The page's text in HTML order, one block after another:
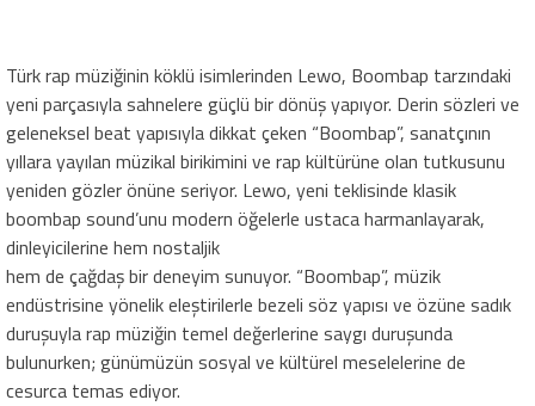
Türk rap müziğinin köklü isimlerinden Lewo, Boombap tarzındaki
yeni parçasıyla sahnelere güçlü bir dönüş yapıyor. Derin sözleri ve
geleneksel beat yapısıyla dikkat çeken “Boombap”, sanatçının
yıllara yayılan müzikal birikimini ve rap kültürüne olan tutkusunu
yeniden gözler önüne seriyor. Lewo, yeni teklisinde klasik
boombap sound’unu modern öğelerle ustaca harmanlayarak,
dinleyicilerine hem nostaljik
hem de çağdaş bir deneyim sunuyor. “Boombap”, müzik
endüstrisine yönelik eleştirilerle bezeli söz yapısı ve özüne sadık
duruşuyla rap müziğin temel değerlerine saygı duruşunda
bulunurken; günümüzün sosyal ve kültürel meselelerine de
cesurca temas ediyor.